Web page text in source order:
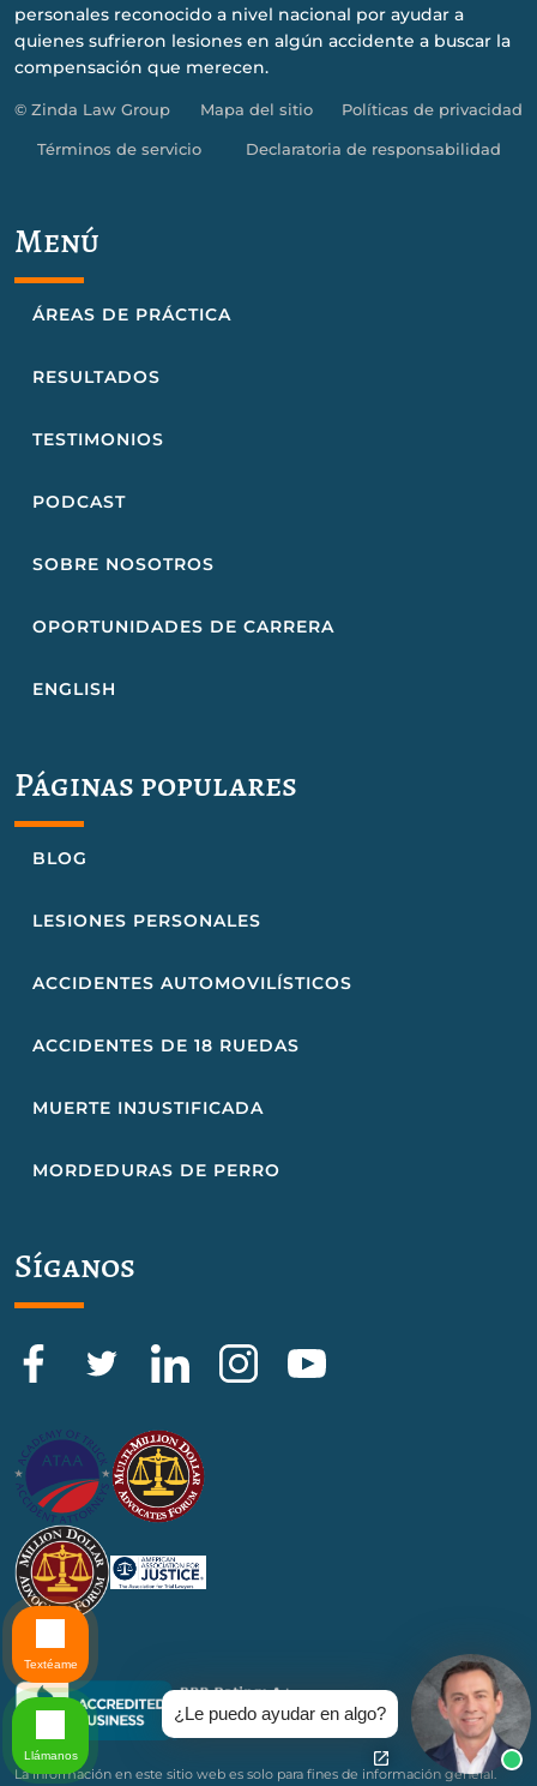
personales reconocido a nivel nacional por ayudar a
quienes sufrieron lesiones en algún accidente a buscar la
compensación que merecen.
© Zinda Law Group Mapa del sitio Políticas de privacidad
Términos de servicio Declaratoria de responsabilidad
Menú
ÁREAS DE PRÁCTICA
RESULTADOS
TESTIMONIOS
PODCAST
SOBRE NOSOTROS
OPORTUNIDADES DE CARRERA
ENGLISH
Páginas populares
BLOG
LESIONES PERSONALES
ACCIDENTES AUTOMOVILÍSTICOS
ACCIDENTES DE 18 RUEDAS
MUERTE INJUSTIFICADA
MORDEDURAS DE PERRO
Síganos
La información en este sitio web es solo para fines de información general.
¿Le puedo ayudar en algo?
Textéame
Llámanos